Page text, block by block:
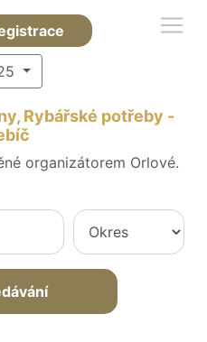
Rybářské potřeby -
organizátorem Orlové.